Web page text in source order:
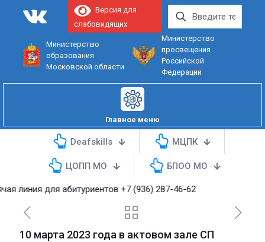
Министерство
образования
Московской области
Министерство
просвещения
Российской
Федерации
Версия для
слабовидящих
Главное меню
Deafskills МЦПК
ЦОПП МО БПОО МО
для абитуриентов+7 (936) 287-46-62
10 марта 2023 года в актовом зале СП